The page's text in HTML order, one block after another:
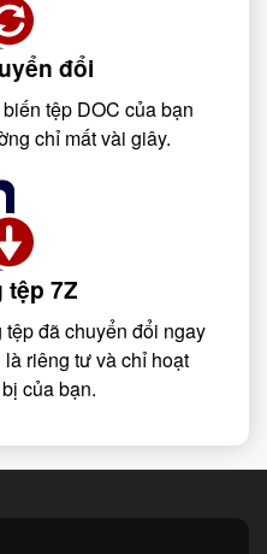
đổi
tệp DOC của bạn
chỉ mất vài giây.
tệp 7Z
đã chuyển đổi ngay
riêng tư và chỉ hoạt
của bạn.